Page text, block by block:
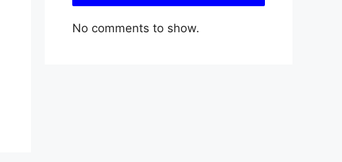
No comments to show.